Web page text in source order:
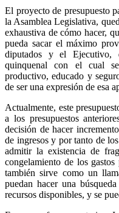
El proyecto de presupuesto
la Asamblea Legislativa,
exhaustiva de cómo hacer,
pueda sacar el máximo
diputados y el Ejecutivo,
quinquenal con el cual
productivo, educado y
de ser una expresión de esa
Actualmente, este
a los presupuestos
decisión de hacer
de ingresos y por tanto de
admitir la existencia de
congelamiento de los
también sirve como un
puedan hacer una
recursos disponibles, y se